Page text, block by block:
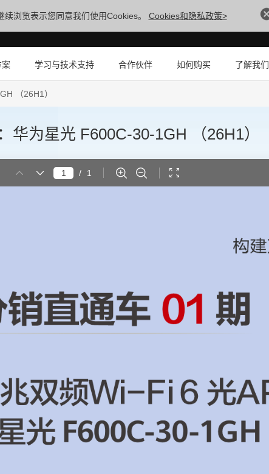
续浏览表示您同意我们使用Cookies。 Cookies和隐私政策>
案 学习与技术支持 合作伙伴 如何购买 了解我们
（26H1）
为星光 F600C-30-1GH （26H1）
/ 1